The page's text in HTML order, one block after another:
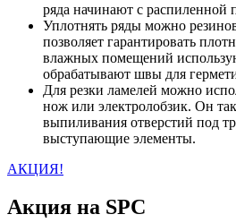
ряда начинают с распиленной
Уплотнять ряды можно
позволяет гарантировать
влажных помещений
обрабатывают швы для
Для резки ламелей можно
нож или электролобзик. Он
выпиливания отверстий под
выступающие элементы.
АКЦИЯ!
Акция на SPC